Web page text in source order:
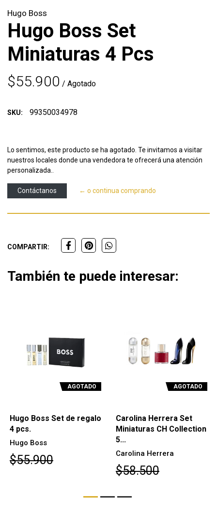
Hugo Boss
Hugo Boss Set
Miniaturas 4 Pcs
$55.900 / Agotado
SKU: 99350034978
Lo sentimos, este producto se ha agotado. Te invitamos a visitar
nuestros locales donde una vendedora te ofrecerá una atención
personalizada..
Contáctanos ← o continua comprando
COMPARTIR:
También te puede interesar:
AGOTADO
Hugo Boss Set de regalo
4 pcs.
Hugo Boss
$55.900
AGOTADO
Carolina Herrera Set
Miniaturas CH Collection
5...
Carolina Herrera
$58.500